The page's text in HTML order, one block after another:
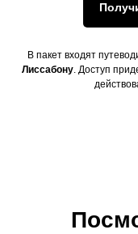
В пакет входят
Лиссабону. Доступ